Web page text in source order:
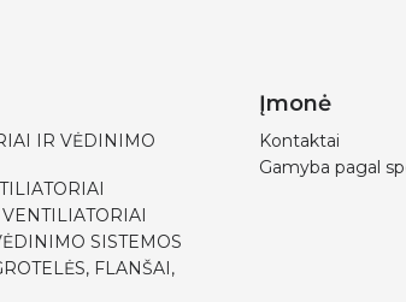
IR VĖDINIMO
SISTEMOS
FLANŠAI,
Įmonė
Kontaktai
Gamyba pagal